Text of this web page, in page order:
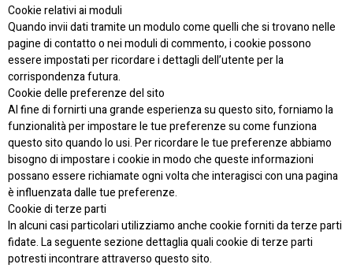
Cookie relativi ai moduli
Quando invii dati tramite un modulo come quelli che si trovano nelle
pagine di contatto o nei moduli di commento, i cookie possono
essere impostati per ricordare i dettagli dell’utente per la
corrispondenza futura.
Cookie delle preferenze del sito
Al fine di fornirti una grande esperienza su questo sito, forniamo la
funzionalità per impostare le tue preferenze su come funziona
questo sito quando lo usi. Per ricordare le tue preferenze abbiamo
bisogno di impostare i cookie in modo che queste informazioni
possano essere richiamate ogni volta che interagisci con una pagina
è influenzata dalle tue preferenze.
Cookie di terze parti
In alcuni casi particolari utilizziamo anche cookie forniti da terze parti
fidate. La seguente sezione dettaglia quali cookie di terze parti
potresti incontrare attraverso questo sito.